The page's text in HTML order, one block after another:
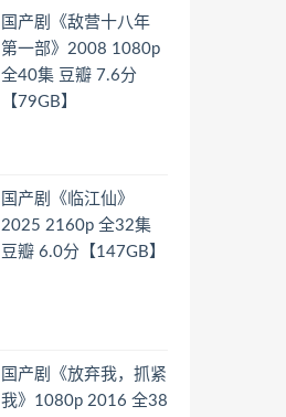
国产剧《敌营十八年
第一部》2008 1080p
全40集 豆瓣 7.6分
【79GB】
国产剧《临江仙》
2025 2160p 全32集
豆瓣 6.0分【147GB】
国产剧《放弃我，抓紧
我》1080p 2016 全38